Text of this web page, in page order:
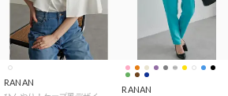
RANAN
RANAN